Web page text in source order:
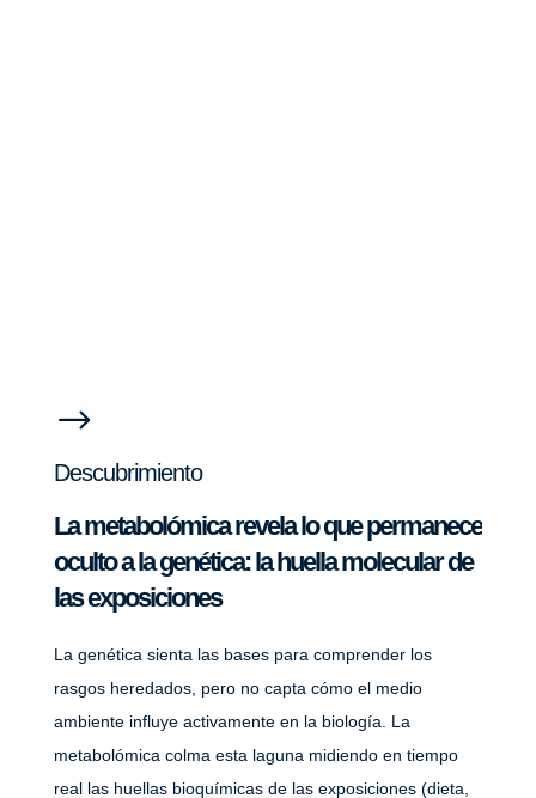
$
Descubrimiento
La metabolómica revela lo que permanece
oculto a la genética: la huella molecular de
las exposiciones
La genética sienta las bases para comprender los
rasgos heredados, pero no capta cómo el medio
ambiente influye activamente en la biología. La
metabolómica colma esta laguna midiendo en tiempo
real las huellas bioquímicas de las exposiciones (dieta,